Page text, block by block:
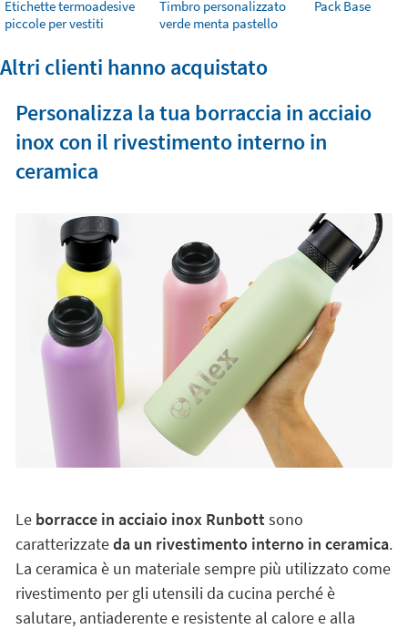
Etichette termoadesive
piccole per vestiti
Timbro personalizzato
verde menta pastello
Pack Base
Altri clienti hanno acquistato
Personalizza la tua borraccia in acciaio
inox con il rivestimento interno in
ceramica
Leborracce in acciaio inox Runbottsono
caratterizzateda un rivestimento interno in ceramica.
La ceramica è un materiale sempre più utilizzato come
rivestimento per gli utensili da cucina perché è
salutare, antiaderente e resistente al calore e alla